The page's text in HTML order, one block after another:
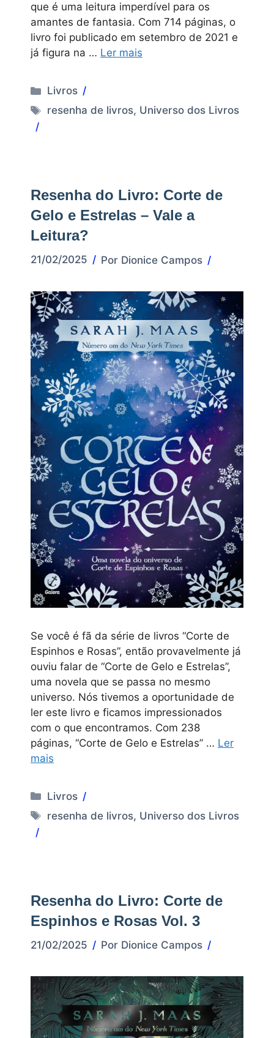
que é uma leitura imperdível para os
amantes de fantasia. Com 714 páginas, o
livro foi publicado em setembro de 2021 e
já figura na … Ler mais
Categorias
Livros
Tags
resenha de livros, Universo dos Livros
Resenha do Livro: Corte de
Gelo e Estrelas – Vale a
Leitura?
21/02/2025 Por Dionice Campos
Se você é fã da série de livros “Corte de
Espinhos e Rosas”, então provavelmente já
ouviu falar de “Corte de Gelo e Estrelas”,
uma novela que se passa no mesmo
universo. Nós tivemos a oportunidade de
ler este livro e ficamos impressionados
com o que encontramos. Com 238
páginas, “Corte de Gelo e Estrelas” … Ler
mais
Categorias
Livros
Tags
resenha de livros, Universo dos Livros
Resenha do Livro: Corte de
Espinhos e Rosas Vol. 3
21/02/2025 Por Dionice Campos